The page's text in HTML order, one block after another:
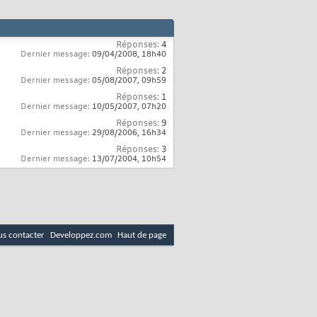
Réponses:4
Dernier message: 09/04/2008, 18h40
Réponses: 2
Dernier message: 05/08/2007, 09h59
Réponses: 1
Dernier message: 10/05/2007, 07h20
Réponses:9
Dernier message: 29/08/2006, 16h34
Réponses: 3
Dernier message: 13/07/2004, 10h54
contacter Developpez.com Haut de page